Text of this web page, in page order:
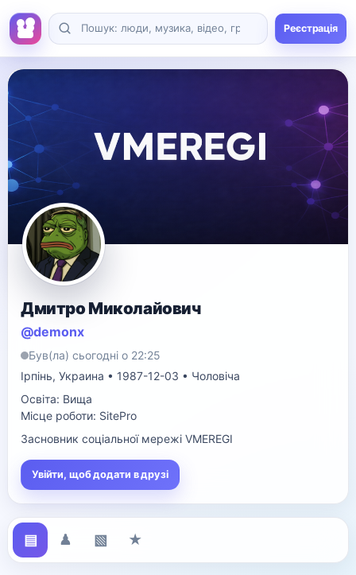
Реєстрація
Дмитро Миколайович
@demonx
Був(ла) сьогодні о 22:25
Ірпінь, Украина • 1987-12-03 • Чоловіча
Освіта: Вища
Місце роботи: SitePro
Засновник соціальної мережі VMEREGI
Увійти, щоб додати в друзі
▤ ♟ ▧ ★